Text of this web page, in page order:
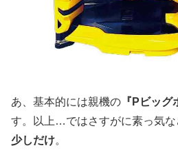
あ、基本的には親機の 『Pビッグ
す。以上…ではさすがに素っ気な
少しだけ。